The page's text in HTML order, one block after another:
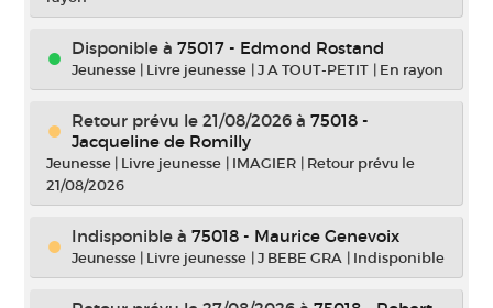
Disponible à 75017 - Edmond Rostand
Jeunesse | Livre jeunesse |J A TOUT-PETIT | En rayon
Retour prévu le 21/08/2026 à 75018 -
Jacqueline de Romilly
Jeunesse | Livre jeunesse | IMAGIER | Retour prévu le
21/08/2026
Indisponible à 75018 - Maurice Genevoix
Jeunesse | Livre jeunesse |J BEBE GRA | Indisponible